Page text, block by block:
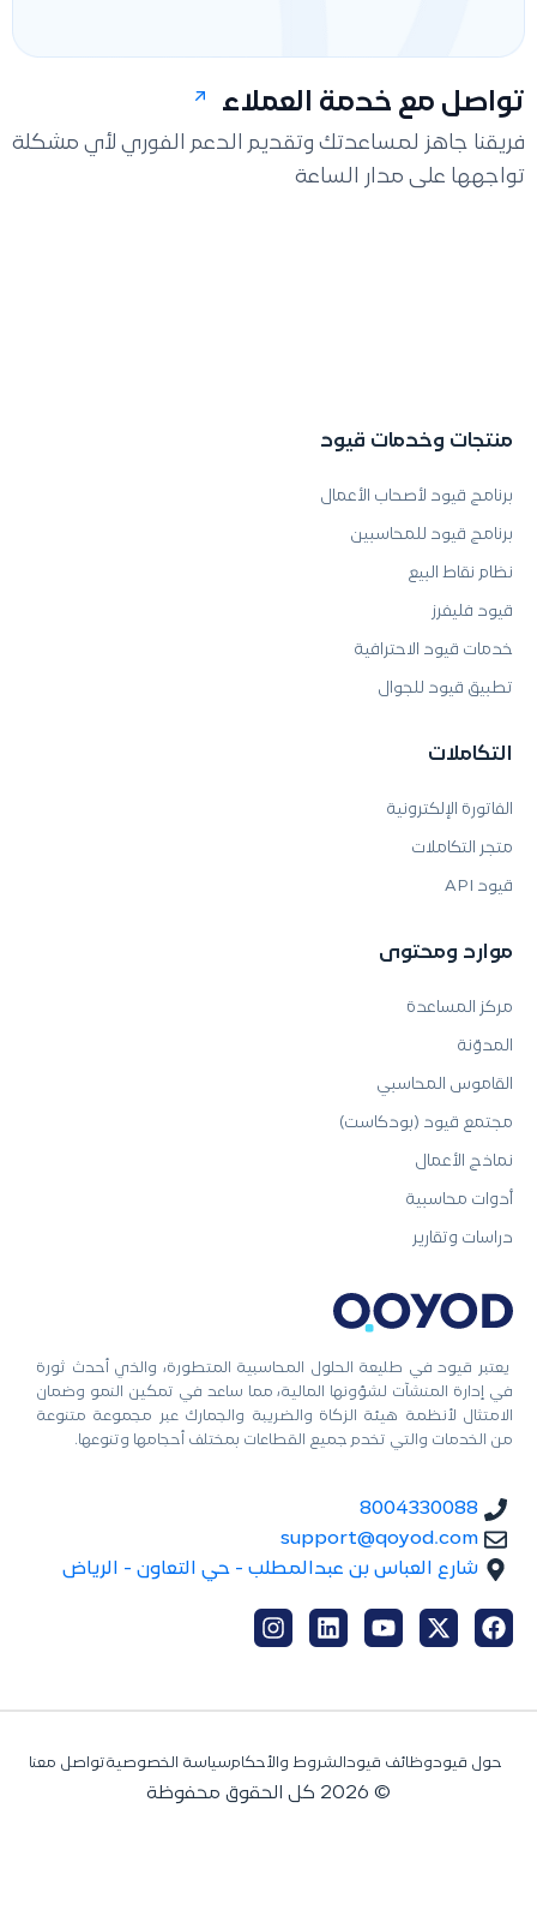
تواصل مع خدمة العملاء
فريقنا جاهز لمساعدتك وتقديم الدعم الفوري لأي مشكلة
تواجهها على مدار الساعة
يعتبر قيود في طليعة الحلول المحاسبية المتطورة، والذي أحدث ثورة
في إدارة المنشآت لشؤونها المالية، مما ساعد في تمكين النمو وضمان
الامتثال لأنظمة هيئة الزكاة والضريبة والجمارك عبر مجموعة متنوعة
من الخدمات والتي تخدم جميع القطاعات بمختلف أحجامها وتنوعها.
8004330088
support@qoyod.com
شارع العباس بن عبدالمطلب - حي التعاون - الرياض
منتجات وخدمات قيود
برنامج قيود لأصحاب الأعمال
برنامج قيود للمحاسبين
نظام نقاط البيع
قيود فليفرز
خدمات قيود الاحترافية
تطبيق قيود للجوال
التكاملات
الفاتورة الإلكترونية
متجر التكاملات
قيود API
موارد ومحتوى
مركز المساعدة
المدوّنة
القاموس المحاسبي
مجتمع قيود (بودكاست)
نماذج الأعمال
أدوات محاسبية
دراسات وتقارير
حول قيودوظائف قيود الشروط والأحكامسياسة الخصوصيةتواصل معنا
© 2026 كل الحقوق محفوظة